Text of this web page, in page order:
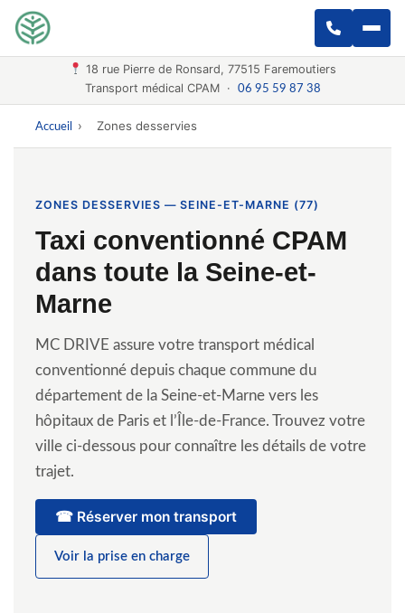
18 rue Pierre de Ronsard, 77515 Faremoutiers
Transport médical CPAM ·
06 95 59 87 38
Accueil › Zones desservies
ZONES DESSERVIES — SEINE-ET-MARNE (77)
Taxi conventionné CPAM
dans toute la Seine-et-
Marne
MC DRIVE assure votre transport médical
conventionné depuis chaque commune du
département de la Seine-et-Marne vers les
hôpitaux de Paris et l’Île-de-France. Trouvez votre
ville ci-dessous pour connaître les détails de votre
trajet.
☎ Réserver mon transport
Voir la prise en charge